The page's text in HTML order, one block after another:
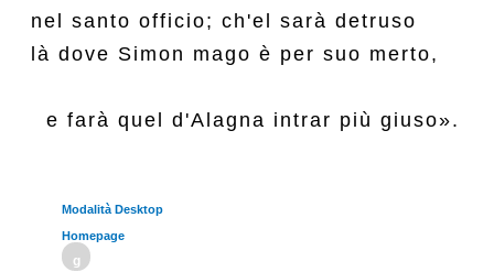
nel santo officio; ch'el sarà detruso
là dove Simon mago è per suo merto,
Modalità Desktop
Homepage
g